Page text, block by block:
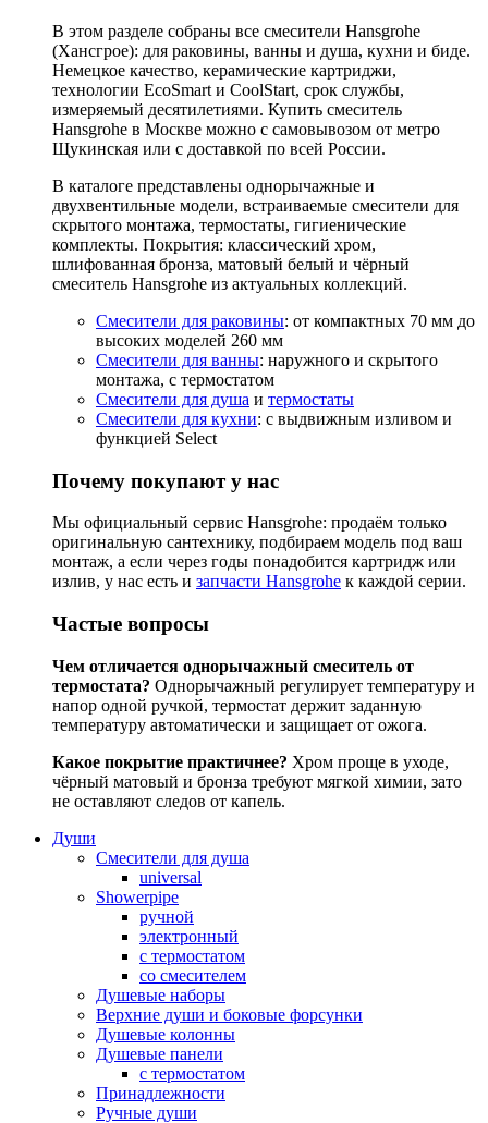
В этом разделе собраны все смесители Hansgrohe
(Хансгрое): для раковины, ванны и душа, кухни и биде.
Немецкое качество, керамические картриджи,
технологии EcoSmart и CoolStart, срок службы,
измеряемый десятилетиями. Купить смеситель
Hansgrohe в Москве можно с самовывозом от метро
Щукинская или с доставкой по всей России.
В каталоге представлены однорычажные и
двухвентильные модели, встраиваемые смесители для
скрытого монтажа, термостаты, гигиенические
комплекты. Покрытия: классический хром,
шлифованная бронза, матовый белый и чёрный
смеситель Hansgrohe из актуальных коллекций.
Смесители для раковины: от компактных 70 мм до
высоких моделей 260 мм
Смесители для ванны: наружного и скрытого
монтажа, с термостатом
Смесители для душа и термостаты
Смесители для кухни: с выдвижным изливом и
функцией Select
Почему покупают у нас
Мы официальный сервис Hansgrohe: продаём только
оригинальную сантехнику, подбираем модель под ваш
монтаж, а если через годы понадобится картридж или
излив, у нас есть и запчасти Hansgrohe к каждой серии.
Частые вопросы
Чем отличается однорычажный смеситель от
термостата? Однорычажный регулирует температуру и
напор одной ручкой, термостат держит заданную
температуру автоматически и защищает от ожога.
Какое покрытие практичнее? Хром проще в уходе,
чёрный матовый и бронза требуют мягкой химии, зато
не оставляют следов от капель.
Души
Смесители для душа
universal
Showerpipe
ручной
электронный
с термостатом
со смесителем
Душевые наборы
Верхние души и боковые форсунки
Душевые колонны
Душевые панели
с термостатом
Принадлежности
Ручные души